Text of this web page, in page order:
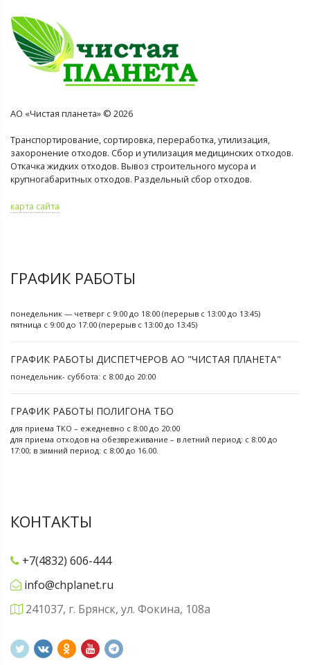
АО «Чистая планета» © 2026
Транспортирование, сортировка, переработка, утилизация,
захоронение отходов. Сбор и утилизация медицинских отходов.
Откачка жидких отходов. Вывоз строительного мусора и
крупногабаритных отходов. Раздельный сбор отходов.
карта сайта
ГРАФИК РАБОТЫ
понедельник — четверг с 9:00 до 18:00 (перерыв с 13:00 до 13:45)
пятница с 9:00 до 17:00 (перерыв с 13:00 до 13:45)
ГРАФИК РАБОТЫ ДИСПЕТЧЕРОВ АО "ЧИСТАЯ ПЛАНЕТА"
понедельник- суббота: с 8:00 до 20:00
ГРАФИК РАБОТЫ ПОЛИГОНА ТБО
для приема ТКО – ежедневно с 8:00 до 20:00
для приема отходов на обезвреживание – в летний период: с 8:00 до
17:00; в зимний период: с 8:00 до 16.00.
КОНТАКТЫ
+7(4832) 606-444
info@chplanet.ru
241037, г. Брянск, ул. Фокина, 108а